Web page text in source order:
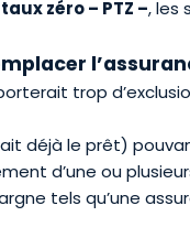
zéro – PTZ –, les
trop
déjà le prêt)
d’une ou
tels qu’une